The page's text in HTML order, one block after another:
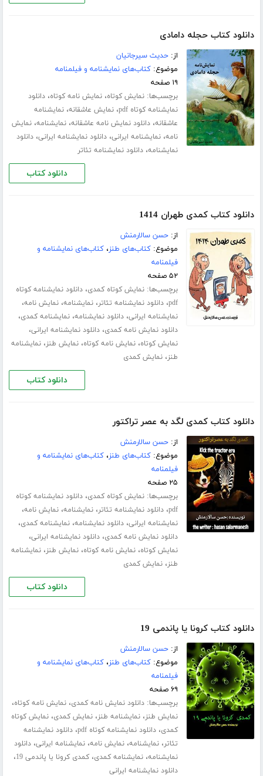
دانلود کتاب حجله دامادی
از:حدیث سیرجانیان
موضوع:کتاب‌های نمایشنامه و فیلمنامه
۱۹ صفحه
برچسب‌ها:نمایش کوتاه،نمایش نامه کوتاه،دانلود
نمایشنامه کوتاه pdf
،نمایش عاشقانه،نمایشنامه
عاشقانه،دانلود نمایش نامه عاشقانه،نمایشنامه،نمایش
نامه،نمایشنامه ایرانی،دانلود نمایشنامه ایرانی،دانلود
نمایشنامه،دانلود نمایشنامه تئاتر
دانلود کتاب
دانلود کتاب کمدی طهران 1414
از:حسن سالارمنش
موضوع:کتاب‌های طنز،کتاب‌های نمایشنامه و
فیلمنامه
۵۲ صفحه
برچسب‌ها:نمایش کوتاه کمدی،دانلود نمایشنامه کوتاه
pdf،دانلود نمایشنامه تئاتر،نمایشنامه،نمایش نامه،
نمایشنامه ایرانی،دانلود نمایشنامه،نمایشنامه کمدی،
دانلود نمایش نامه کمدی،دانلود نمایشنامه ایرانی،
نمایش کوتاه،نمایش نامه کوتاه،نمایش طنز،نمایشنامه
طنز،نمایش کمدی
دانلود کتاب
دانلود کتاب کمدی لگد به عصر تراکتور
از:حسن سالارمنش
موضوع:کتاب‌های طنز،کتاب‌های نمایشنامه و
فیلمنامه
۲۵ صفحه
برچسب‌ها:نمایش کوتاه کمدی،دانلود نمایشنامه کوتاه
pdf،دانلود نمایشنامه تئاتر،نمایشنامه،نمایش نامه،
نمایشنامه ایرانی،دانلود نمایشنامه،نمایشنامه کمدی،
دانلود نمایش نامه کمدی،دانلود نمایشنامه ایرانی،
نمایش کوتاه،نمایش نامه کوتاه،نمایش طنز،نمایشنامه
طنز،نمایش کمدی
دانلود کتاب
دانلود کتاب کرونا یا پاندمی 19
از:حسن سالارمنش
موضوع:کتاب‌های طنز،کتاب‌های نمایشنامه و
فیلمنامه
۶۹ صفحه
برچسب‌ها:دانلود نمایش نامه کمدی،نمایش نامه کوتاه،
نمایش طنز،نمایشنامه طنز،نمایش کمدی،نمایش کوتاه
کمدی،دانلود نمایشنامه کوتاه pdf ،دانلود نمایشنامه
تئاتر،نمایشنامه،نمایش نامه،نمایشنامه ایرانی،دانلود
نمایشنامه،نمایشنامه کمدی،کمدی کرونا یا پاندمی 19 ،
دانلود نمایشنامه ایرانی